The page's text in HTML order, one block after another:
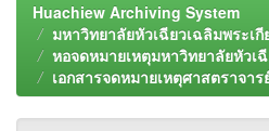
Huachiew Archiving System
มหาวิทยาลัยหัวเฉียวเฉลิมพระเกี
หอจดหมายเหตุมหาวิทยาลัยหัวเ
เอกสารจดหมายเหตุศาสตราจ